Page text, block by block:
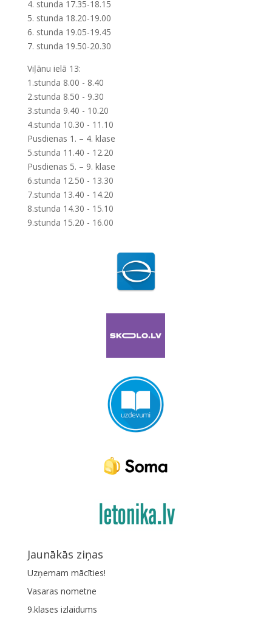
4. stunda 17.35-18.15
5. stunda 18.20-19.00
6. stunda 19.05-19.45
7. stunda 19.50-20.30
Viļānu ielā 13:
1.stunda 8.00 - 8.40
2.stunda 8.50 - 9.30
3.stunda 9.40 - 10.20
4.stunda 10.30 - 11.10
Pusdienas 1. – 4. klase
5.stunda 11.40 - 12.20
Pusdienas 5. – 9. klase
6.stunda 12.50 - 13.30
7.stunda 13.40 - 14.20
8.stunda 14.30 - 15.10
9.stunda 15.20 - 16.00
Jaunākās ziņas
Uzņemam mācīties!
Vasaras nometne
9.klases izlaidums